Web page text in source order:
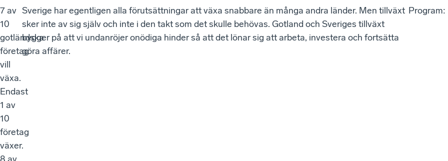
7 av
10
gotländska
företag
vill
växa.
Endast
1 av
10
företag
växer.
Sverige har egentligen alla förutsättningar att växa snabbare än många andra länder. Men tillväxt
sker inte av sig själv och inte i den takt som det skulle behövas. Gotland och Sveriges tillväxt
bygger på att vi undanröjer onödiga hinder så att det lönar sig att arbeta, investera och fortsätta
göra affärer.
Program: